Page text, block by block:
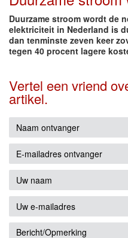
Duurzame stroom wordt de
elektriciteit in Nederland is
dan tenminste zeven keer
tegen 40 procent lagere
Vertel een vriend
artikel.